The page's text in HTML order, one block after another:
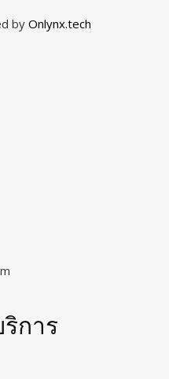
by Onlynx.tech
การ